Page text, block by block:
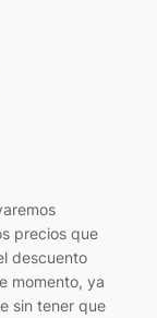
precios que
descuento
momento, ya
sin tener que